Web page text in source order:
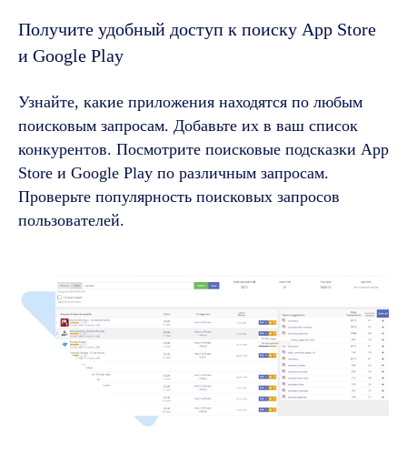
Получите удобный доступ к поиску App Store
и Google Play
Узнайте, какие приложения находятся по любым
поисковым запросам. Добавьте их в ваш список
конкурентов. Посмотрите поисковые подсказки App
Store и Google Play по различным запросам.
Проверьте популярность поисковых запросов
пользователей.